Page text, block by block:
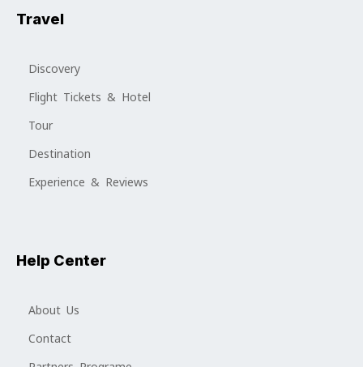
Travel
Discovery
Flight Tickets & Hotel
Tour
Destination
Experience & Reviews
Help Center
About Us
Contact